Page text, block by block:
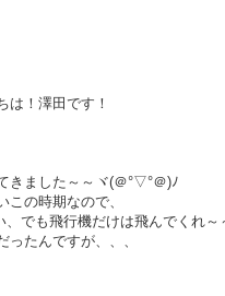
は！澤田です！
きました～～ヾ(＠°▽°＠)ﾉ
この時期なので、
でも飛行機だけは飛んでくれ～
ったんですが、、、